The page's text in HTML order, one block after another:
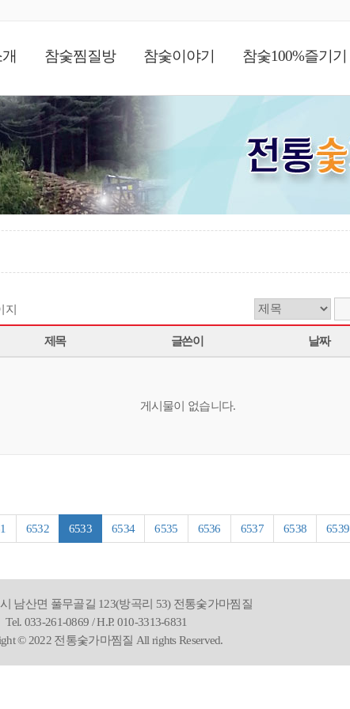
참숯찜질방 참숯이야기 참숯100%즐기기
지
제목 글쓴이 날짜
게시물이 없습니다.
6532 6533 6534 6535 6536 6537 6538 6539
남산면 풀무골길 123(방곡리 53) 전통숯가마찜질
Tel. 033-261-0869 / H.P. 010-3313-6831
© 2022 전통숯가마찜질 All rights Reserved.